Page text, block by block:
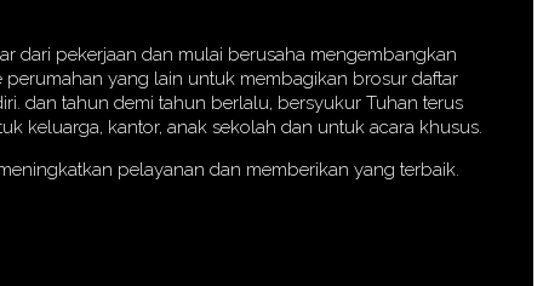
dari pekerjaan dan mulai berusaha mengembangkan
yang lain untuk membagikan brosur daftar
dan tahun demi tahun berlalu, bersyukur Tuhan terus
keluarga, kantor, anak sekolah dan untuk acara khusus.
pelayanan dan memberikan yang terbaik.